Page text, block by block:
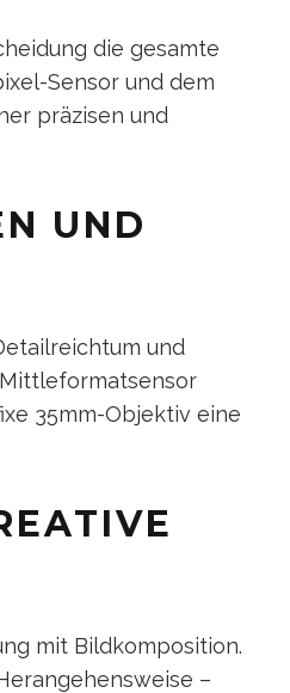
die gesamte
Sensor und dem
präzisen und
UND
und
35mm-Objektiv eine
mit Bildkomposition.
–